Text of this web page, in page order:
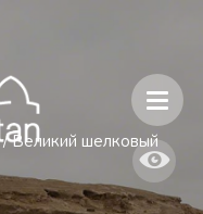
/ Великий шелковый